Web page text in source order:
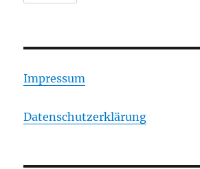
Impressum
Datenschutzerklärung